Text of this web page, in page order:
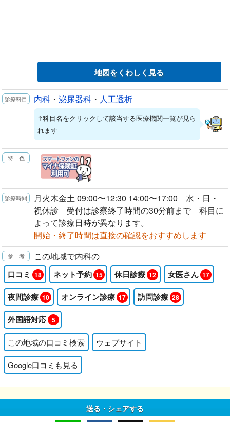
地図をくわしく見る
内科 ・ 泌尿器科 ・ 人工透析
↑科目名をクリックして該当する医療機関一覧が見ら
れます
月火木金土 09:00〜12:30 14:00〜17:00 水・日・
祝休診 受付は診察終了時間の30分前まで 科目に
よって診療日時が異なります。
開始・終了時間は直接の確認をおすすめします
この地域で内科の
口コミ 18 ネット予約 15 休日診療 12 女医さん 17
夜間診療 10 オンライン診療 17 訪問診療 28
外国語対応 5
この地域の口コミ検索 ウェブサイト
Google口コミも見る
送る・シェアする